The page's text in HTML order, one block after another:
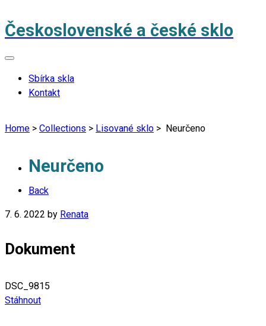
Československé a české sklo
Sbírka skla
Kontakt
Home > Collections > Lisované sklo > Neurčeno
Neurčeno
Back
7. 6. 2022 by Renata
Dokument
DSC_9815
Stáhnout